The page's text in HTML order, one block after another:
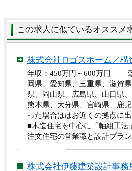
この求人に似ているオススメ
株式会社ロゴスホーム／構
年収：450万円～600万円 勤
岡県、愛知県、三重県、滋賀
県、岡山県、広島県、山口県
熊本県、大分県、宮崎県、鹿
った場合ははお近くの拠点に出
■木造住宅を中心に「軸組工法
注文住宅の営業職と設計プラ
株式会社伊藤建築設計事務